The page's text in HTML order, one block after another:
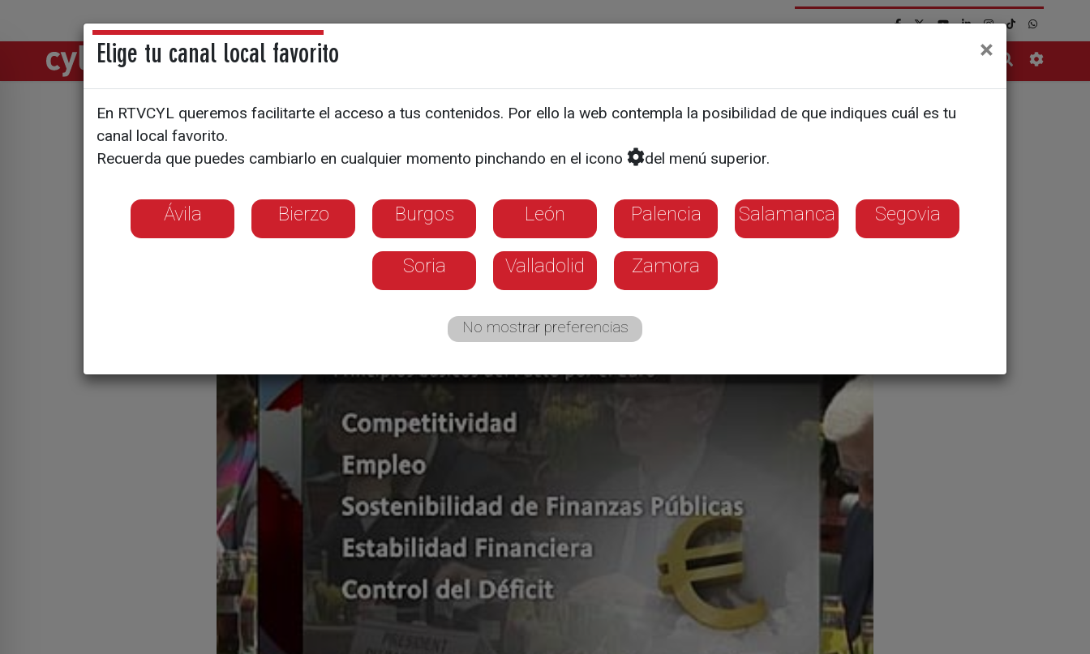
Directos Noticias
ECONOMÍA
¿Qué es el Pacto por el Euro?
Nació de una exigencia de Alemania a cambio de su apoyo a la ampliación
del fondo de rescate
Vincula los sueldos a la productividad y propone equiparar la edad laboral
a la esperanza de vida
Elige tu canal local favorito ×
En RTVCYL queremos facilitarte el acceso a tus contenidos. Por ello la web contempla la posibilidad de que indiques cuál es tu
canal local favorito.
Recuerda que puedes cambiarlo en cualquier momento pinchando en el icono
del menú superior.
Ávila Bierzo Burgos León Palencia Salamanca Segovia
Soria Valladolid Zamora
No mostrar preferencias